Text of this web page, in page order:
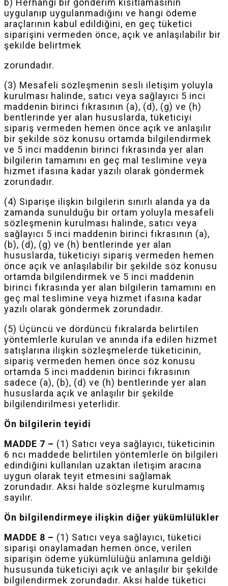
uygulanıp uygulanmadığını ve hangi ödeme
araçlarının kabul edildiğini, en geç tüketici
siparişini vermeden önce, açık ve anlaşılabilir bir
şekilde belirtmek
zorundadır.
(3) Mesafeli sözleşmenin sesli iletişim yoluyla
kurulması halinde, satıcı veya sağlayıcı 5 inci
maddenin birinci fıkrasının (a), (d), (g) ve (h)
bentlerinde yer alan hususlarda, tüketiciyi
sipariş vermeden hemen önce açık ve anlaşılır
bir şekilde söz konusu ortamda bilgilendirmek
ve 5 inci maddenin birinci fıkrasında yer alan
bilgilerin tamamını en geç mal teslimine veya
hizmet ifasına kadar yazılı olarak göndermek
zorundadır.
(4) Siparişe ilişkin bilgilerin sınırlı alanda ya da
zamanda sunulduğu bir ortam yoluyla mesafeli
sözleşmenin kurulması halinde, satıcı veya
sağlayıcı 5 inci maddenin birinci fıkrasının (a),
(b), (d), (g) ve (h) bentlerinde yer alan
hususlarda, tüketiciyi sipariş vermeden hemen
önce açık ve anlaşılabilir bir şekilde söz konusu
ortamda bilgilendirmek ve 5 inci maddenin
birinci fıkrasında yer alan bilgilerin tamamını en
geç mal teslimine veya hizmet ifasına kadar
yazılı olarak göndermek zorundadır.
(5) Üçüncü ve dördüncü fıkralarda belirtilen
yöntemlerle kurulan ve anında ifa edilen hizmet
satışlarına ilişkin sözleşmelerde tüketicinin,
sipariş vermeden hemen önce söz konusu
ortamda 5 inci maddenin birinci fıkrasının
sadece (a), (b), (d) ve (h) bentlerinde yer alan
hususlarda açık ve anlaşılır bir şekilde
bilgilendirilmesi yeterlidir.
Ön bilgilerin teyidi
MADDE 7 – (1) Satıcı veya sağlayıcı, tüketicinin
6 ncı maddede belirtilen yöntemlerle ön bilgileri
edindiğini kullanılan uzaktan iletişim aracına
uygun olarak teyit etmesini sağlamak
zorundadır. Aksi halde sözleşme kurulmamış
sayılır.
Ön bilgilendirmeye ilişkin diğer yükümlülükler
MADDE 8 – (1) Satıcı veya sağlayıcı, tüketici
siparişi onaylamadan hemen önce, verilen
siparişin ödeme yükümlülüğü anlamına geldiği
hususunda tüketiciyi açık ve anlaşılır bir şekilde
bilgilendirmek zorundadır. Aksi halde tüketici